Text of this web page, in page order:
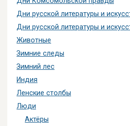
Дни русской литературы и
Дни русской литературы и
Животные
Зимние следы
Зимний лес
Индия
Ленские столбы
Люди
Актёры